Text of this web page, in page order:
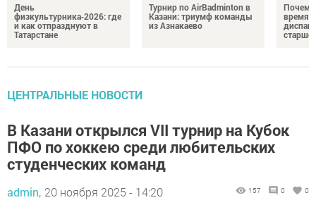
День
физкультурника‑2026: где
и как отпразднуют в
Татарстане
Турнир по AirBadminton в
Казани: триумф команды
из Азнакаево
Почему
время
ЦЕНТРАЛЬНЫЕ НОВОСТИ
В Казани открылся VII турнир на Кубок
ПФО по хоккею среди любительских
студенческих команд
admin, 20 ноября 2025 - 14:20 157 0 0